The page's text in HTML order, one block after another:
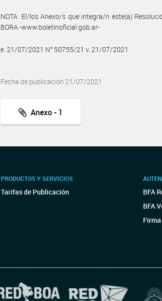
NOTA: El/los Anexo/s que integra/n este(a)
BORA -www.boletinoficial.gob.ar-
e. 21/07/2021 N° 50755/21 v. 21/07/2021
Fecha de publicación 21/07/2021
Anexo - 1
PRODUCTOS Y SERVICIOS
Tarifas de Publicación
BFA
BFA